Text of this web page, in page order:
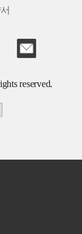
reserved.